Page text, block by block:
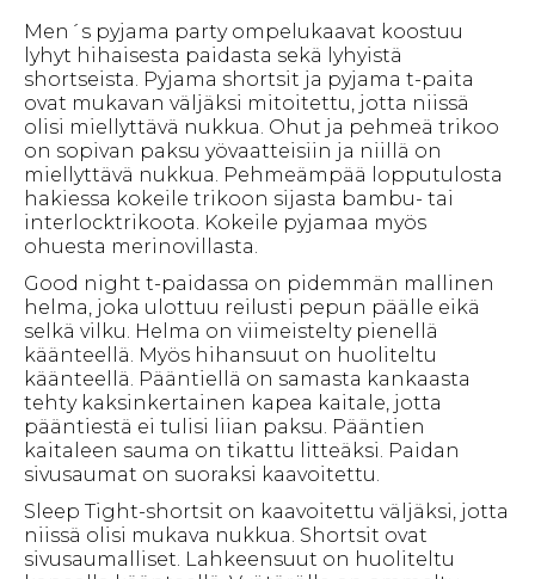
Men´s pyjama party ompelukaavat koostuu
lyhyt hihaisesta paidasta sekä lyhyistä
shortseista. Pyjama shortsit ja pyjama t-paita
ovat mukavan väljäksi mitoitettu, jotta niissä
olisi miellyttävä nukkua. Ohut ja pehmeä trikoo
on sopivan paksu yövaatteisiin ja niillä on
miellyttävä nukkua. Pehmeämpää lopputulosta
hakiessa kokeile trikoon sijasta bambu- tai
interlocktrikoota. Kokeile pyjamaa myös
ohuesta merinovillasta.
Good night t-paidassa on pidemmän mallinen
helma, joka ulottuu reilusti pepun päälle eikä
selkä vilku. Helma on viimeistelty pienellä
käänteellä. Myös hihansuut on huoliteltu
käänteellä. Pääntiellä on samasta kankaasta
tehty kaksinkertainen kapea kaitale, jotta
pääntiestä ei tulisi liian paksu. Pääntien
kaitaleen sauma on tikattu litteäksi. Paidan
sivusaumat on suoraksi kaavoitettu.
Sleep Tight-shortsit on kaavoitettu väljäksi, jotta
niissä olisi mukava nukkua. Shortsit ovat
sivusaumalliset. Lahkeensuut on huoliteltu